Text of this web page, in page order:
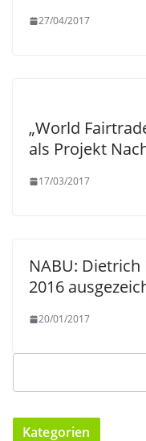
27/04/2017
„World
als Projekt
17/03/2017
NABU:
2016
20/01/2017
Kategorien